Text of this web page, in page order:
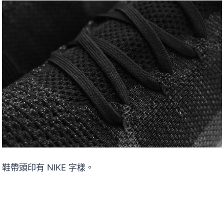
鞋帶頭印有 NIKE 字樣。